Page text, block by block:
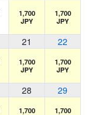
1,700
JPY
1,700
JPY
21 22
1,700
JPY
1,700
JPY
28 29
1,700
1,700